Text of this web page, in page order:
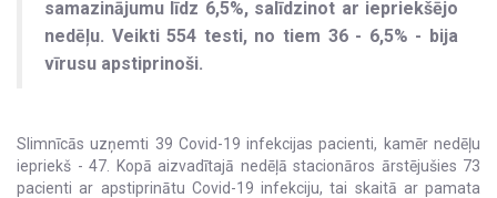
samazinājumu līdz 6,5%, salīdzinot ar iepriekšējo
nedēļu. Veikti 554 testi, no tiem 36 - 6,5% - bija
vīrusu apstiprinoši.
Slimnīcās uzņemti 39 Covid-19 infekcijas pacienti, kamēr nedēļu
iepriekš - 47. Kopā aizvadītajā nedēļā stacionāros ārstējušies 73
pacienti ar apstiprinātu Covid-19 infekciju, tai skaitā ar pamata